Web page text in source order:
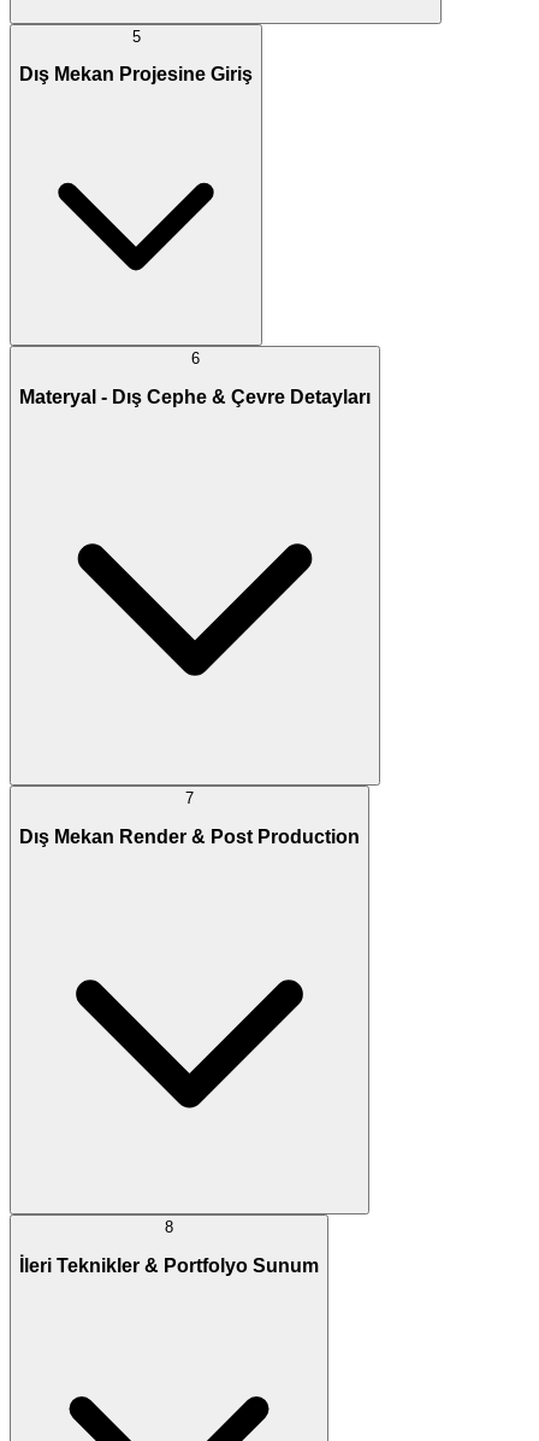
5
Dış Mekan Projesine Giriş
6
Materyal - Dış Cephe & Çevre Detayları
7
Dış Mekan Render & Post Production
8
İleri Teknikler & Portfolyo Sunum